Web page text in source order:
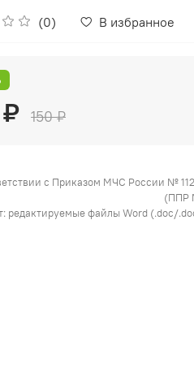
(0) В избранное
150 ₽
с Приказом МЧС России №
(ППР
редактируемые файлы Word (.doc/